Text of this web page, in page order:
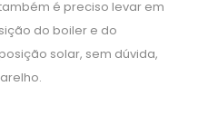
é preciso levar em
do boiler e do
solar, sem dúvida,